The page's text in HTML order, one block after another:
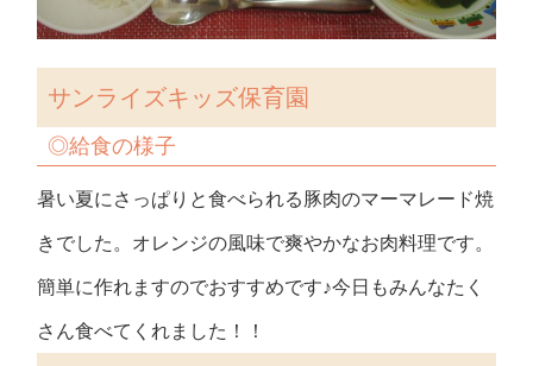
サンライズキッズ保育園
◎給食の様子
暑い夏にさっぱりと食べられる豚肉のマーマレード焼
きでした。オレンジの風味で爽やかなお肉料理です。
簡単に作れますのでおすすめです♪今日もみんなたく
さん食べてくれました！！